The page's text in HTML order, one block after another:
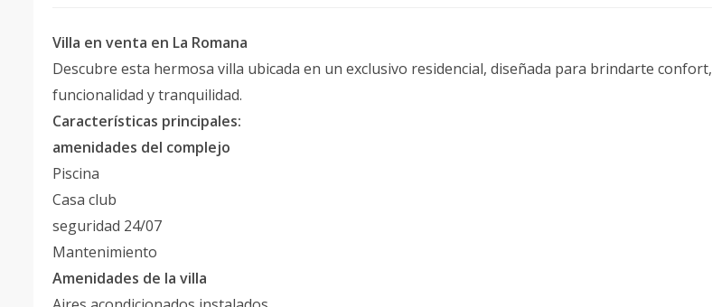
Villa en venta en La Romana
Descubre esta hermosa villa ubicada en un exclusivo residencial, diseñada para brindarte confort,
funcionalidad y tranquilidad.
Características principales:
amenidades del complejo
Piscina
Casa club
seguridad 24/07
Mantenimiento
Amenidades de la villa